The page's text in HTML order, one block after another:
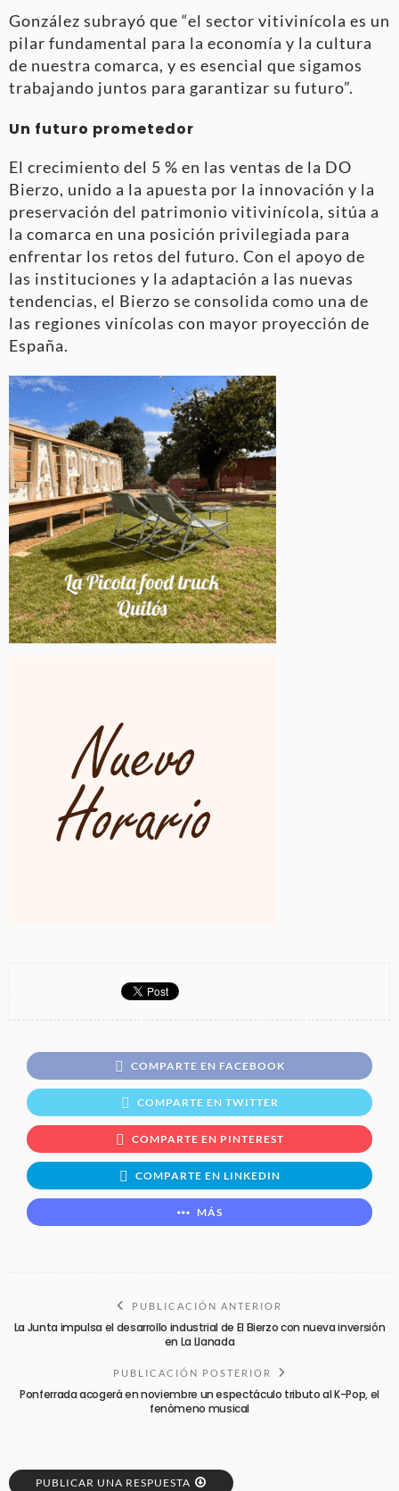
González subrayó que “el sector vitivinícola es un
pilar fundamental para la economía y la cultura
de nuestra comarca, y es esencial que sigamos
trabajando juntos para garantizar su futuro”.
Un futuro prometedor
El crecimiento del 5 % en las ventas de la DO
Bierzo, unido a la apuesta por la innovación y la
preservación del patrimonio vitivinícola, sitúa a
la comarca en una posición privilegiada para
enfrentar los retos del futuro. Con el apoyo de
las instituciones y la adaptación a las nuevas
tendencias, el Bierzo se consolida como una de
las regiones vinícolas con mayor proyección de
España.
COMPARTE EN FACEBOOK
COMPARTE EN TWITTER
COMPARTE EN PINTEREST
COMPARTE EN LINKEDIN
MÁS
PUBLICACIÓN ANTERIOR
La Junta impulsa el desarrollo industrial de El Bierzo con nueva inversión
en La Llanada
PUBLICACIÓN POSTERIOR
Ponferrada acogerá en noviembre un espectáculo tributo al K-Pop, el
fenómeno musical
PUBLICAR UNA RESPUESTA